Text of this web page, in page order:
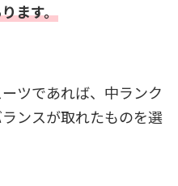
ます。
ツであれば、中ランク
ンスが取れたものを選